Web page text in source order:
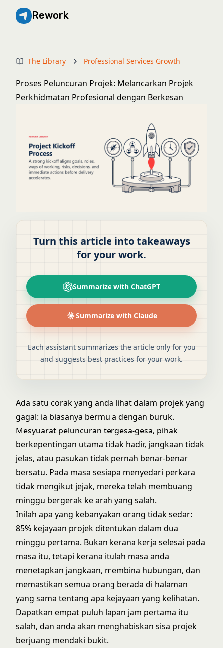
Rework
The Library Professional Services Growth
Proses Peluncuran Projek: Melancarkan Projek
Perkhidmatan Profesional dengan Berkesan
Turn this article into takeaways
for your work.
Summarize with ChatGPT
Summarize with Claude
Each assistant summarizes the article only for you
and suggests best practices for your work.
Ada satu corak yang anda lihat dalam projek yang
gagal: ia biasanya bermula dengan buruk.
Mesyuarat peluncuran tergesa-gesa, pihak
berkepentingan utama tidak hadir, jangkaan tidak
jelas, atau pasukan tidak pernah benar-benar
bersatu. Pada masa sesiapa menyedari perkara
tidak mengikut jejak, mereka telah membuang
minggu bergerak ke arah yang salah.
Inilah apa yang kebanyakan orang tidak sedar:
85% kejayaan projek ditentukan dalam dua
minggu pertama. Bukan kerana kerja selesai pada
masa itu, tetapi kerana itulah masa anda
menetapkan jangkaan, membina hubungan, dan
memastikan semua orang berada di halaman
yang sama tentang apa kejayaan yang kelihatan.
Dapatkan empat puluh lapan jam pertama itu
salah, dan anda akan menghabiskan sisa projek
berjuang mendaki bukit.